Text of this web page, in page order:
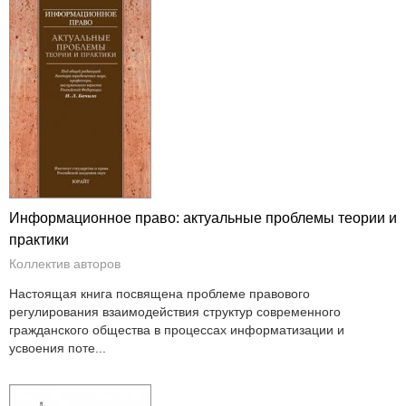
Информационное право: актуальные проблемы теории и
практики
Коллектив авторов
Настоящая книга посвящена проблеме правового
регулирования взаимодействия структур современного
гражданского общества в процессах информатизации и
усвоения поте...